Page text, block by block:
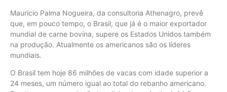
Maurício Palma Nogueira, da consultoria Athenagro, prevê
que, em pouco tempo, o Brasil, que já é o maior exportador
mundial de carne bovina, supere os Estados Unidos também
na produção. Atualmente os americanos são os líderes
mundiais.
O Brasil tem hoje 86 milhões de vacas com idade superior a
24 meses, um número igual ao total do rebanho americano.